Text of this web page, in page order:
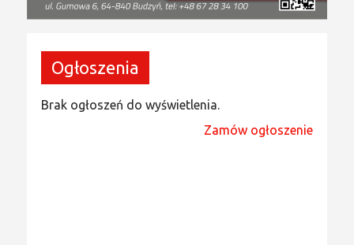
Ogłoszenia
Brak ogłoszeń do wyświetlenia.
Zamów ogłoszenie